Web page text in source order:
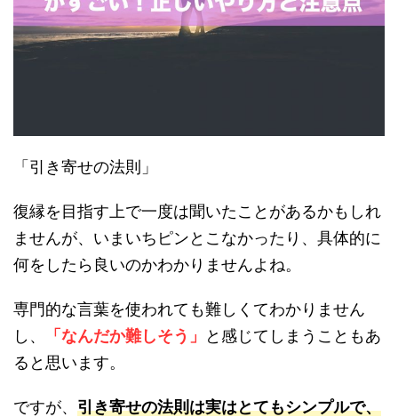
「引き寄せの法則」
復縁を目指す上で一度は聞いたことがあるかもしれ
ませんが、いまいちピンとこなかったり、具体的に
何をしたら良いのかわかりませんよね。
専門的な言葉を使われても難しくてわかりません
し、
「なんだか難しそう」
と感じてしまうこともあ
ると思います。
ですが、 引き寄せの法則は実はとてもシンプルで、